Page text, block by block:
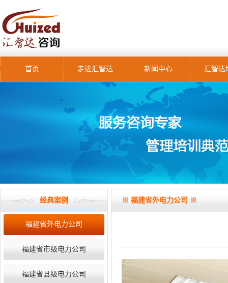
首页 走进汇智达 新闻中心 汇智达
经典案例
福建省外电力公司
福建省市级电力公司
福建省县级电力公司
※ 福建省外电力公司 ※